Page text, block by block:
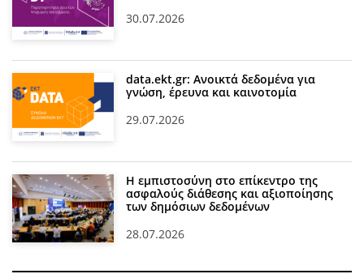
30.07.2026
data.ekt.gr: Ανοικτά δεδομένα για
γνώση, έρευνα και καινοτομία
29.07.2026
Η εμπιστοσύνη στο επίκεντρο της
ασφαλούς διάθεσης και αξιοποίησης
των δημόσιων δεδομένων
28.07.2026